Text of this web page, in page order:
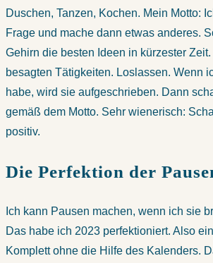
Duschen, Tanzen, Kochen. Mein Motto:
Frage und mache dann etwas anderes.
Gehirn die besten Ideen in kürzester
besagten Tätigkeiten. Loslassen. Wenn
habe, wird sie aufgeschrieben. Dann
gemäß dem Motto. Sehr wienerisch:
positiv.
Die Perfektion der
Ich kann Pausen machen, wenn ich sie
Das habe ich 2023 perfektioniert. Also
Komplett ohne die Hilfe des Kalenders.